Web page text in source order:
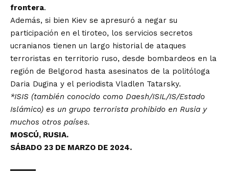
frontera.
Además, si bien Kiev se apresuró a negar su
participación en el tiroteo, los servicios secretos
ucranianos tienen un largo historial de ataques
terroristas en territorio ruso, desde bombardeos en la
región de Belgorod hasta asesinatos de la politóloga
Daria Dugina y el periodista Vladlen Tatarsky.
*ISIS (también conocido como Daesh/ISIL/IS/Estado
Islámico) es un grupo terrorista prohibido en Rusia y
muchos otros países.
MOSCÚ, RUSIA.
SÁBADO 23 DE MARZO DE 2024.